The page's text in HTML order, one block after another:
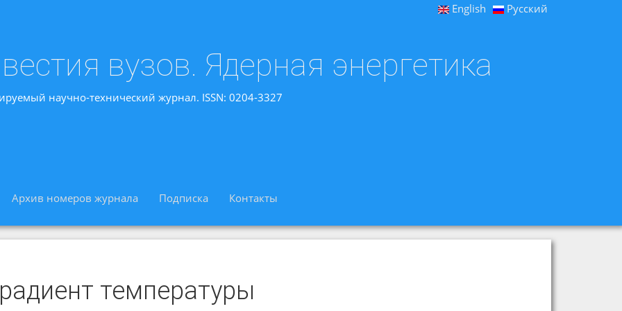
English Русский
вузов. Ядерная энергетика
научно-технический журнал. ISSN: 0204-3327
Архив номеров журнала Подписка Контакты
температуры